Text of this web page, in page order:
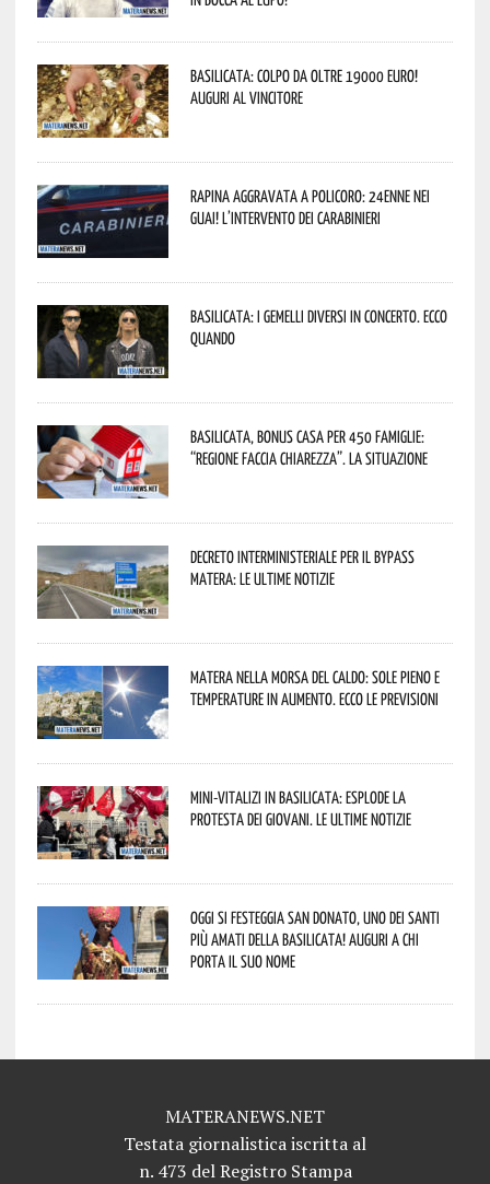
Basilicata: colpo da oltre 19000 Euro!
Auguri al vincitore
Rapina aggravata a Policoro: 24enne nei
guai! L’intervento dei Carabinieri
Basilicata: i Gemelli DiVersi in concerto. Ecco
quando
Basilicata, Bonus casa per 450 famiglie:
“Regione faccia chiarezza”. La situazione
Decreto interministeriale per il Bypass
Matera: le ultime notizie
Matera nella morsa del caldo: sole pieno e
temperature in aumento. Ecco le previsioni
Mini-vitalizi in Basilicata: esplode la
protesta dei giovani. Le ultime notizie
Oggi si festeggia San Donato, uno dei Santi
più amati della Basilicata! Auguri a chi
porta il suo nome
MATERANEWS.NET
Testata giornalistica iscritta al
n. 473 del Registro Stampa